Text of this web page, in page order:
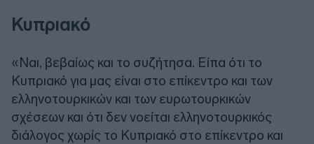
Κυπριακό
«Ναι, βεβαίως και το συζήτησα. Είπα ότι το
Κυπριακό για μας είναι στο επίκεντρο και των
ελληνοτουρκικών και των ευρωτουρκικών
σχέσεων και ότι δεν νοείται ελληνοτουρκικός
διάλογος χωρίς το Κυπριακό στο επίκεντρο και